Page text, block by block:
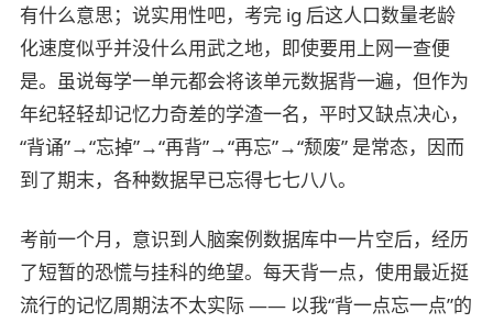
有什么意思；说实用性吧，考完 ig 后这人口数量老龄
化速度似乎并没什么用武之地，即使要用上网一查便
是。虽说每学一单元都会将该单元数据背一遍，但作为
年纪轻轻却记忆力奇差的学渣一名，平时又缺点决心，
“背诵”→“忘掉”→“再背”→“再忘”→“颓废” 是常态，因而
到了期末，各种数据早已忘得七七八八。
考前一个月，意识到人脑案例数据库中一片空后，经历
了短暂的恐慌与挂科的绝望。每天背一点，使用最近挺
流行的记忆周期法不太实际 —— 以我“背一点忘一点”的